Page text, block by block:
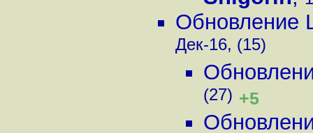
Обновление
Дек-16, (15)
(27) +5